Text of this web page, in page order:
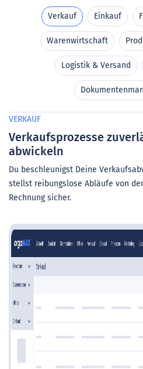
Verkauf Einkauf
Warenwirtschaft
Logistik & Versand
VERKAUF
Verkaufsprozesse
abwickeln
Du beschleunigst Deine
stellst reibungslose Abläufe von
Rechnung sicher.